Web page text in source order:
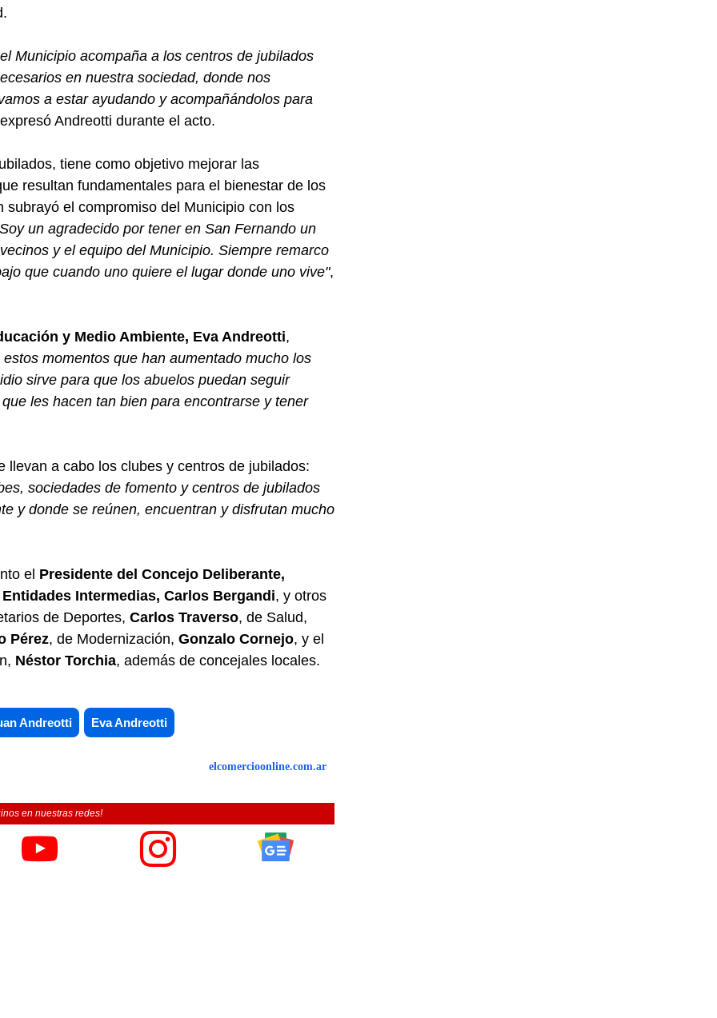
Municipio acompaña a los centros de jubilados
en nuestra sociedad, donde nos
a estar ayudando y acompañándolos para
Andreotti durante el acto.
tiene como objetivo mejorar las
resultan fundamentales para el bienestar de los
subrayó el compromiso del Municipio con los
un agradecido por tener en San Fernando un
y el equipo del Municipio. Siempre remarco
que cuando uno quiere el lugar donde uno vive",
y Medio Ambiente, Eva Andreotti,
estos momentos que han aumentado mucho los
sirve para que los abuelos puedan seguir
les hacen tan bien para encontrarse y tener
llevan a cabo los clubes y centros de jubilados:
sociedades de fomento y centros de jubilados
y donde se reúnen, encuentran y disfrutan mucho
el Presidente del Concejo Deliberante,
Intermedias, Carlos Bergandi, y otros
de Deportes, Carlos Traverso, de Salud,
Pérez, de Modernización, Gonzalo Cornejo, y el
Néstor Torchia, además de concejales locales.
Andreotti Eva Andreotti
elcomercioonline.com.ar
en nuestras redes!